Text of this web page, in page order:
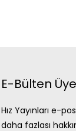
E-Bülten
Hız Yayınları e-
daha fazlası